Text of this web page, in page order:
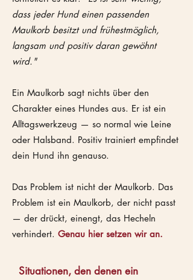
dass jeder Hund einen passenden
Maulkorb besitzt und frühestmöglich,
langsam und positiv daran gewöhnt
wird."
Ein Maulkorb sagt nichts über den
Charakter eines Hundes aus. Er ist ein
Alltagswerkzeug — so normal wie Leine
oder Halsband. Positiv trainiert empfindet
dein Hund ihn genauso.
Das Problem ist nicht der Maulkorb. Das
Problem ist ein Maulkorb, der nicht passt
— der drückt, einengt, das Hecheln
verhindert. Genau hier setzen wir an.
Situationen, den denen ein